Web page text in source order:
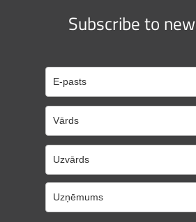
Subscribe to